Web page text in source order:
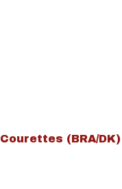
(BRA/